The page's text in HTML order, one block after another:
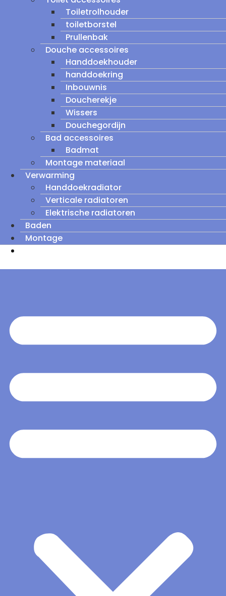
Toiletrolhouder
toiletborstel
Prullenbak
Douche accessoires
Handdoekhouder
handdoekring
Inbouwnis
Doucherekje
Wissers
Douchegordijn
Bad accessoires
Badmat
Montage materiaal
Verwarming
Handdoekradiator
Verticale radiatoren
Elektrische radiatoren
Baden
Montage